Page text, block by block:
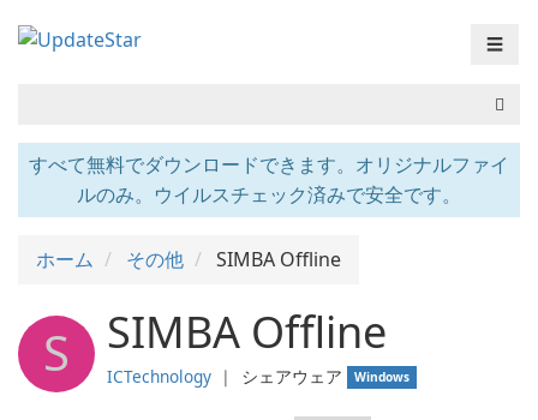
☰
すべて無料でダウンロードできます。オリジナルファイ
ルのみ。ウイルスチェック済みで安全です。
ホーム その他 SIMBA Offline
S SIMBA Offline
ICTechnology ❘ シェアウェア Windows